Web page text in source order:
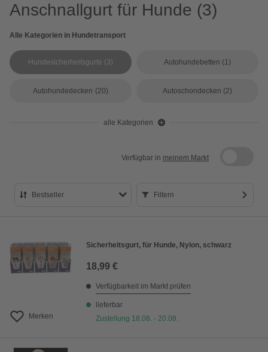
Anschnallgurt für Hunde (3)
Alle Kategorien in Hundetransport
Hundesicherheitsgurte (3) Autohundebetten (1)
Autohundedecken (20) Autoschondecken (2)
alle Kategorien
Verfügbar in meinem Markt
Bestseller
Preis aufsteigend
Preis absteigend
Filtern
Merken
Sicherheitsgurt, für Hunde, Nylon, schwarz
18,99 €
Verfügbarkeit im Markt prüfen
lieferbar
Zustellung 18.08. - 20.08.